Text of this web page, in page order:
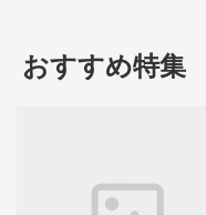
おすすめ特集